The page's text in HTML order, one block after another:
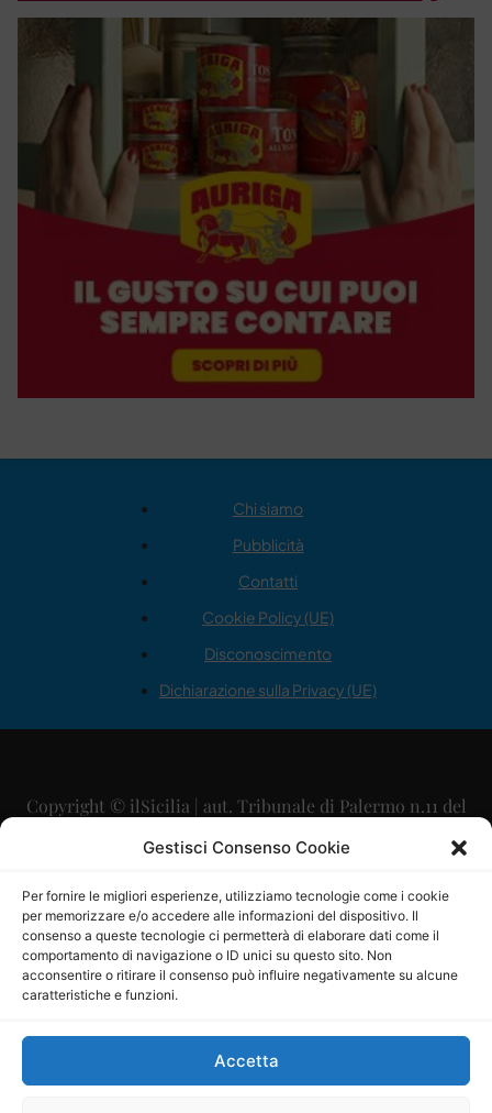
Gestisci Consenso Cookie
Per fornire le migliori esperienze, utilizziamo tecnologie come i cookie
per memorizzare e/o accedere alle informazioni del dispositivo. Il
consenso a queste tecnologie ci permetterà di elaborare dati come il
comportamento di navigazione o ID unici su questo sito. Non
acconsentire o ritirare il consenso può influire negativamente su alcune
caratteristiche e funzioni.
Accetta
Chi siamo
Pubblicità
Contatti
Cookie Policy (UE)
Disconoscimento
Dichiarazione sulla Privacy (UE)
Copyright © ilSicilia | aut. Tribunale di Palermo n.11 del
29/09/2015
Direttore Editoriale: Maurizio Scaglione
Direttore Responsabile: Maria Calabrese
P.IVA: 06334930820
Mercurio Comunicazione Società Cooperativa a r.l. è